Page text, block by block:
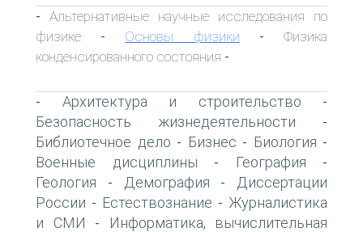
- Альтернативные научные исследования по
физике - Основы физики -Физика
конденсированного состояния -
- Архитектура и строительство -
Безопасность жизнедеятельности -
Библиотечное дело - Бизнес - Биология -
Военные дисциплины - География -
Геология - Демография -
Диссертации
России - Естествознание - Журналистика
и СМИ -
Информатика, вычислительная